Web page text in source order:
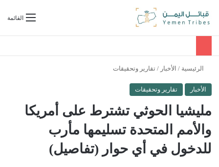
القائمةبحث عن
الرئيسية / الأخبار / تقارير وتحقيقات
الأخبار تقارير وتحقيقات
مليشيا الحوثي تشترط على أمريكا
والأمم المتحدة تسليمها مأرب
للدخول في أي حوار (تفاصيل)